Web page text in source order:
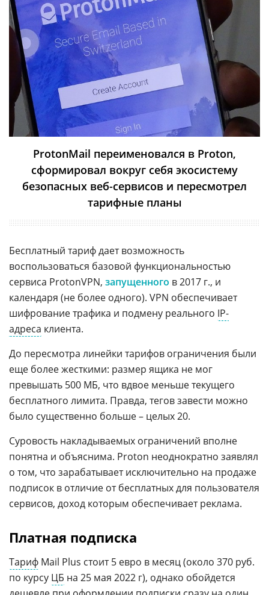
ProtonMail переименовался в Proton,
сформировал вокруг себя экосистему
безопасных веб-сервисов и пересмотрел
тарифные планы
Бесплатный тариф дает возможность
воспользоваться базовой функциональностью
сервиса ProtonVPN, запущенного в 2017 г., и
календаря (не более одного). VPN обеспечивает
шифрование трафика и подмену реального IP-
адреса клиента.
До пересмотра линейки тарифов ограничения были
еще более жесткими: размер ящика не мог
превышать 500 МБ, что вдвое меньше текущего
бесплатного лимита. Правда, тегов завести можно
было существенно больше – целых 20.
Суровость накладываемых ограничений вполне
понятна и объяснима. Proton неоднократно заявлял
о том, что зарабатывает исключительно на продаже
подписок в отличие от бесплатных для пользователя
сервисов, доход которым обеспечивает реклама.
Платная подписка
Тариф Mail Plus стоит 5 евро в месяц (около 370 руб.
по курсу ЦБ на 25 мая 2022 г), однако обойдется